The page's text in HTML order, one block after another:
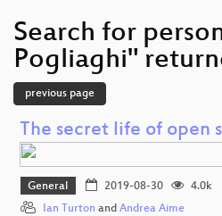
Search for
Pogliaghi"
previous page
The secret life of open
General 2019-08-30
4.0k
Ian Turton and Andrea Aime